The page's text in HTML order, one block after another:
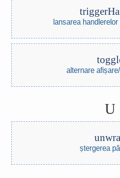
lansarea
alternare
U
ștergerea